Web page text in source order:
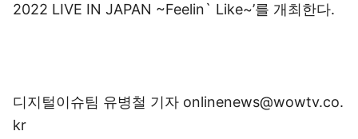
2022 LIVE IN JAPAN ~Feelin` Like~’를 개최한다.
디지털이슈팀 유병철 기자 onlinenews@wowtv.co.
kr